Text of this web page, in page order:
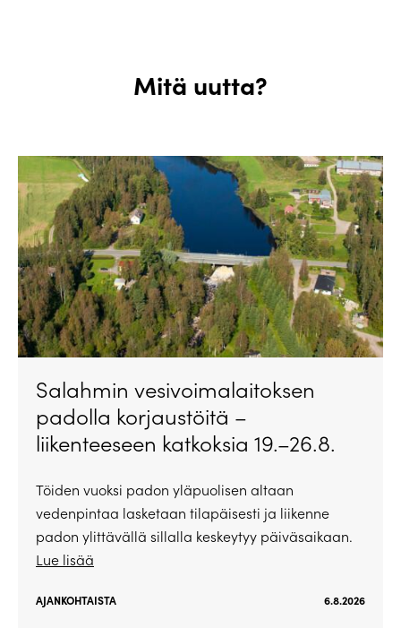
Mitä uutta?
Salahmin vesivoimalaitoksen
padolla korjaustöitä –
liikenteeseen katkoksia 19.–26.8.
Töiden vuoksi padon yläpuolisen altaan
vedenpintaa lasketaan tilapäisesti ja liikenne
padon ylittävällä sillalla keskeytyy päiväsaikaan.
Lue lisää
AJANKOHTAISTA 6.8.2026